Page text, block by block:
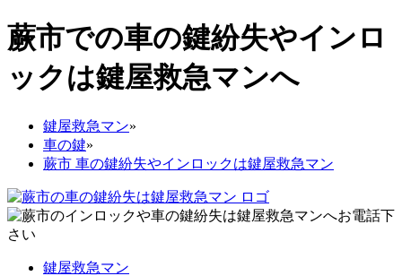
蕨市での車の鍵紛失やインロ
ックは鍵屋救急マンへ
鍵屋救急マン»
車の鍵»
蕨市 車の鍵紛失やインロックは鍵屋救急マン
鍵屋救急マン